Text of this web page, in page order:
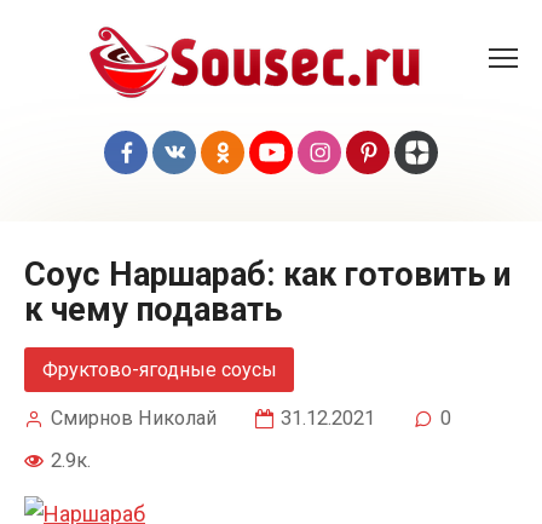
Соус Наршараб: как готовить и
к чему подавать
Фруктово-ягодные соусы
Смирнов Николай 31.12.2021
0
2.9к.